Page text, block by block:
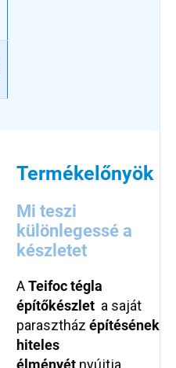
Termékelőnyök
Mi teszi
különlegessé a
készletet
ATeifoc tégla
építőkészlet a saját
parasztház építésének
hiteles